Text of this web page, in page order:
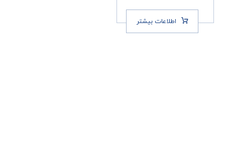
اطلاعات بیشتر